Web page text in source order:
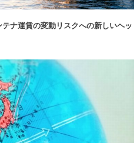
ナ運賃の変動リスクへの新しいヘッ